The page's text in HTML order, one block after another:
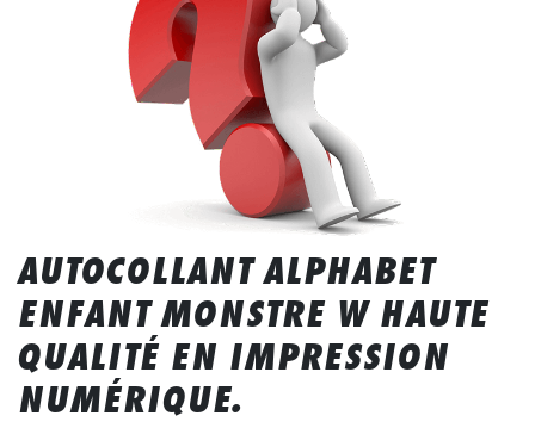
AUTOCOLLANT ALPHABET
ENFANT MONSTRE W HAUTE
QUALITÉ EN IMPRESSION
NUMÉRIQUE.